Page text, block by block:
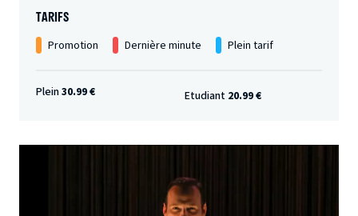
TARIFS
Promotion Dernière minute Plein tarif
Plein30.99 € Etudiant 20.99 €